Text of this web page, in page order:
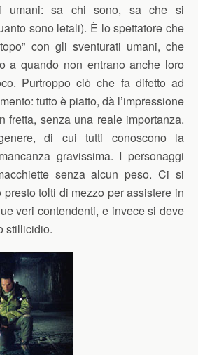
umani: sa chi sono, sa che si
sono letali). È lo spettatore che
con gli sventurati umani, che
a quando non entrano anche loro
Purtroppo ciò che fa difetto ad
tutto è piatto, dà l’impressione
fretta, senza una reale importanza.
di cui tutti conoscono la
gravissima. I personaggi
senza alcun peso. Ci si
tolti di mezzo per assistere in
veri contendenti, e invece si deve
stillicidio.